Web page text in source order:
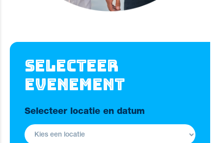
Selecteer
evenement
Selecteer locatie en datum